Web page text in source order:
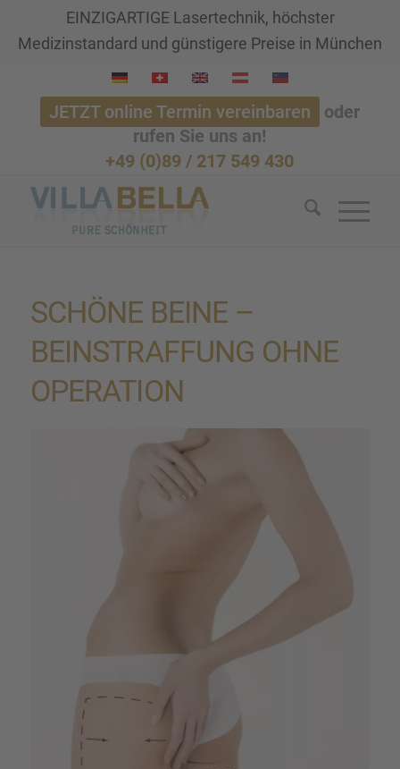
EINZIGARTIGE Lasertechnik, höchster
Medizinstandard und günstigere Preise in München
JETZT online Termin vereinbaren
oder
rufen Sie uns an!
+49 (0)89 / 217 549 430
SCHÖNE BEINE –
BEINSTRAF­FUNG OHNE
OPERA­TION